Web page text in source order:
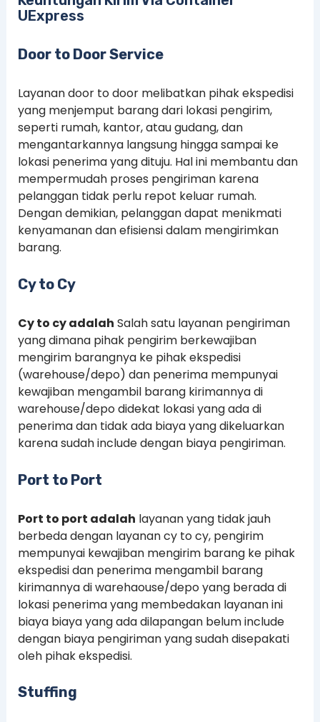
UExpress
Door to Door Service
Layanan door to door melibatkan pihak ekspedisi
yang menjemput barang dari lokasi pengirim,
seperti rumah, kantor, atau gudang, dan
mengantarkannya langsung hingga sampai ke
lokasi penerima yang dituju. Hal ini membantu dan
mempermudah proses pengiriman karena
pelanggan tidak perlu repot keluar rumah.
Dengan demikian, pelanggan dapat menikmati
kenyamanan dan efisiensi dalam mengirimkan
barang.
Cy to Cy
Cy to cy adalah Salah satu layanan pengiriman
yang dimana pihak pengirim berkewajiban
mengirim barangnya ke pihak ekspedisi
(warehouse/depo) dan penerima mempunyai
kewajiban mengambil barang kirimannya di
warehouse/depo didekat lokasi yang ada di
penerima dan tidak ada biaya yang dikeluarkan
karena sudah include dengan biaya pengiriman.
Port to Port
Port to port adalah layanan yang tidak jauh
berbeda dengan layanan cy to cy, pengirim
mempunyai kewajiban mengirim barang ke pihak
ekspedisi dan penerima mengambil barang
kirimannya di warehaouse/depo yang berada di
lokasi penerima yang membedakan layanan ini
biaya biaya yang ada dilapangan belum include
dengan biaya pengiriman yang sudah disepakati
oleh pihak ekspedisi.
Stuffing